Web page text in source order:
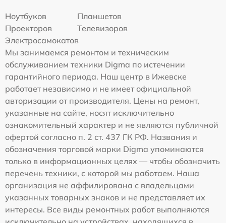
Ноутбуков
Планшетов
Проекторов
Телевизоров
Электросамокатов
Мы занимаемся ремонтом и техническим
обслуживанием техники Digma по истечении
гарантийного периода. Наш центр в Ижевске
работает независимо и не имеет официальной
авторизации от производителя. Цены на ремонт,
указанные на сайте, носят исключительно
ознакомительный характер и не являются публичной
офертой согласно п. 2 ст. 437 ГК РФ. Названия и
обозначения торговой марки Digma упоминаются
только в информационных целях — чтобы обозначить
перечень техники, с которой мы работаем. Наша
организация не аффилирована с владельцами
указанных товарных знаков и не представляет их
интересы. Все виды ремонтных работ выполняются